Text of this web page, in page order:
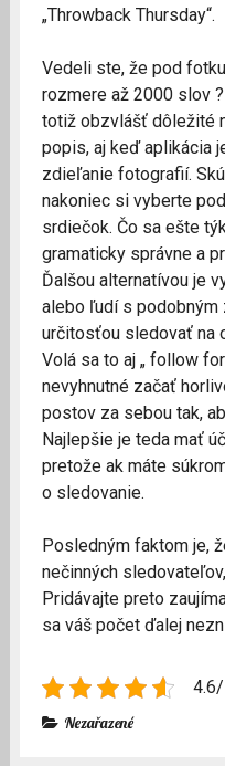
„Throwback Thursday“.
Vedeli ste, že pod
rozmere až 2000 slov
totiž obzvlášť dôležité
popis, aj keď aplikácia
zdieľanie fotografií.
nakoniec si vyberte
srdiečok. Čo sa ešte
gramaticky správne a
Ďalšou alternatívou je
alebo ľudí s podobným
určitosťou sledovať na
Volá sa to aj „ follow
nevyhnutné začať
postov za sebou tak,
Najlepšie je teda mať
pretože ak máte
o sledovanie.
Posledným faktom je,
nečinných
Pridávajte preto
sa váš počet ďalej
Nezařazené